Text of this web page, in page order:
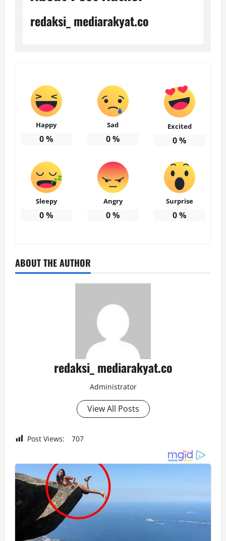
redaksi_ mediarakyat.co
Happy
0%
Sad
0%
Excited
0%
Sleepy
0%
Angry
0%
Surprise
0%
ABOUT THE AUTHOR
redaksi_ mediarakyat.co
Administrator
View All Posts
Post Views: 707